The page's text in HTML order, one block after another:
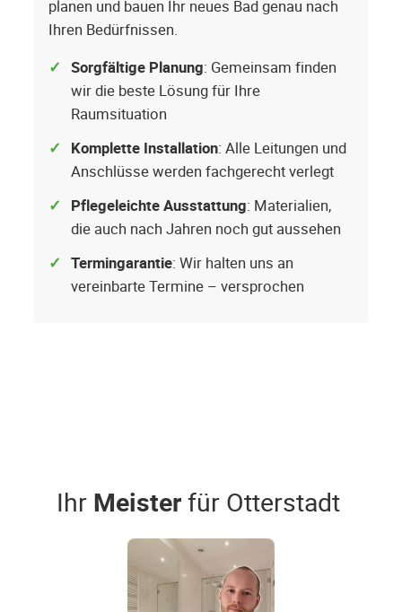
planen und bauen Ihr neues Bad genau nach
Ihren Bedürfnissen.
Sorgfältige Planung: Gemeinsam finden
wir die beste Lösung für Ihre
Raumsituation
Komplette Installation: Alle Leitungen und
Anschlüsse werden fachgerecht verlegt
Pflegeleichte Ausstattung: Materialien,
die auch nach Jahren noch gut aussehen
Termingarantie: Wir halten uns an
vereinbarte Termine – versprochen
Ihr Meisterfür Otterstadt